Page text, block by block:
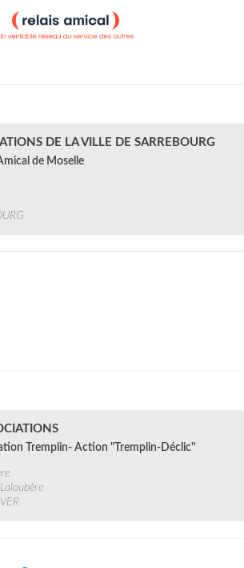
DE LA VILLE DE SARREBOURG
de Moselle
Tremplin- Action "Tremplin-Déclic"